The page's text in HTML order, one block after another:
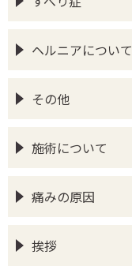
ヘルニアについて
その他
施術について
痛みの原因
挨拶